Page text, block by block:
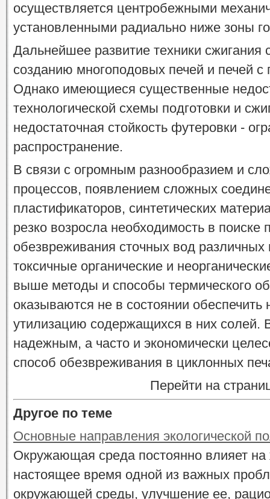
осуществляется центробежными
установленными радиально ниже зоны
Дальнейшее развитие техники сжигания
созданию многоподовых печей и печей
Однако имеющиеся существенные
технологической схемы подготовки и
недостаточная стойкость футеровки -
распространение.
В связи с огромным разнообразием и
процессов, появлением сложных
пластификаторов, синтетических
резко возросла необходимость в поиске
обезвреживания сточных вод
токсичные органические и
выше методы и способы термического
оказываются не в состоянии обеспечить
утилизацию содержащихся в них солей.
надежным, а часто и экономически
способ обезвреживания в циклонных
Перейти на
Другое по теме
Основные направления экологической
Окружающая среда постоянно влияет
настоящее время одной из важных
окружающей среды, улучшение ее,